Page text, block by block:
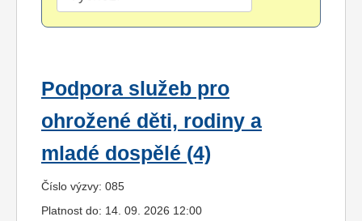
Podpora služeb pro
ohrožené děti, rodiny a
mladé dospělé (4)
Číslo výzvy: 085
Platnost do: 14. 09. 2026 12:00